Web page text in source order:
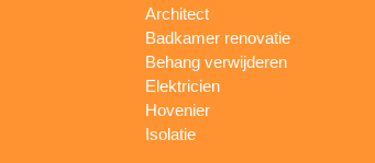
Architect
Badkamer renovatie
Behang verwijderen
Elektricien
Hovenier
Isolatie